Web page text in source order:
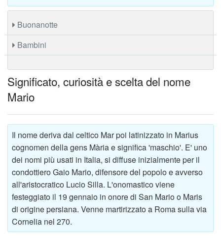
Buonanotte
Bambini
Significato, curiosità e scelta del nome
Mario
Il nome deriva dal celtico Mar poi latinizzato in Marius
cognomen della gens Mària e significa 'maschio'. E' uno
dei nomi più usati in Italia, si diffuse inizialmente per il
condottiero Gaio Mario, difensore del popolo e avverso
all'aristocratico Lucio Silla. L'onomastico viene
festeggiato il 19 gennaio in onore di San Mario o Maris
di origine persiana. Venne martirizzato a Roma sulla via
Cornelia nel 270.